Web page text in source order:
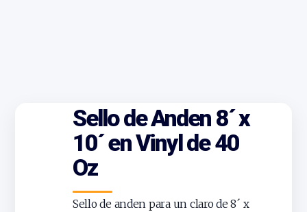
Sello de Anden 8´ x
10´ en Vinyl de 40
Oz
Sello de anden para un claro de 8´ x